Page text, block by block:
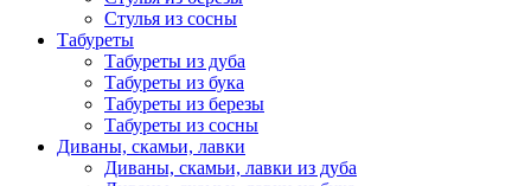
Стулья из сосны
Табуреты
Табуреты из дуба
Табуреты из бука
Табуреты из березы
Табуреты из сосны
Диваны, скамьи, лавки
Диваны, скамьи, лавки из дуба